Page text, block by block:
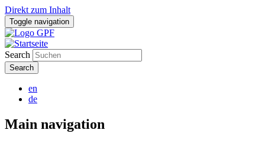
Direkt zum Inhalt
Toggle navigation
Search
en
de
Main navigation